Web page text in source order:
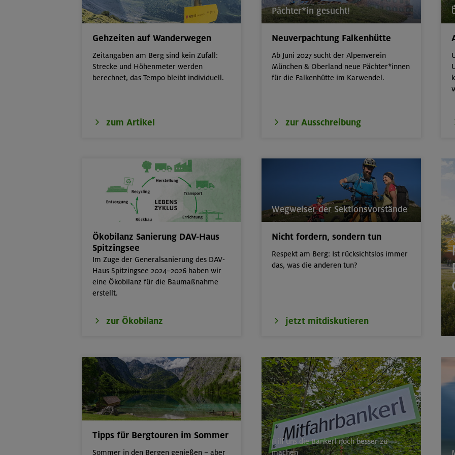
19.08.26 Schnupperkletterkurs indoor München
19.08.26 Fahrtechnik I - Basic - Kompakt
21./22./23.08.26
Kombikurs: Grund- und Aufbaukurs Klettern indoor (3
Termine)
München
Klettertreff indoor München
22./23.08.26 Bouldern für Einsteiger indoor
22.08.26 Simetsberg 1840 m Bayerische
22.-24.08.26 Leoganger
24.-28.08.26 Kinderkletterkurs für Anfänger im Altmühltal Südlicher
23.08.26 Seekarspitze 2053 m Karwendel
Gehzeiten auf Wanderwegen
Zeitangaben am Berg sind kein Zufall:
Strecke und Höhenmeter werden
berechnet, das Tempo bleibt individuell.
zum Artikel
Pächter*in gesucht!
Neuverpachtung Falkenhütte
Ab Juni 2027 sucht der Alpenverein
München & Oberland neue Pächter*innen
für die Falkenhütte im Karwendel.
zur Ausschreibung
Ökobilanz Sanierung DAV-Haus
Spitzingsee
Im Zuge der Generalsanierung des DAV-
Haus Spitzingsee 2024–2026 haben wir
eine Ökobilanz für die Baumaßnahme
erstellt.
zur Ökobilanz
Wegweiser der Sektionsvorstände
Nicht fordern, sondern tun
Respekt am Berg: Ist rücksichtslos immer
das, was die anderen tun?
jetzt mitdiskutieren
Tipps für Bergtouren im Sommer
Sommer in den Bergen genießen – aber
Hilf uns die Bankerl noch besser zu
machen